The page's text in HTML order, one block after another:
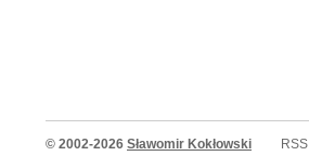
© 2002-2026 Sławomir Kokłowski RSS